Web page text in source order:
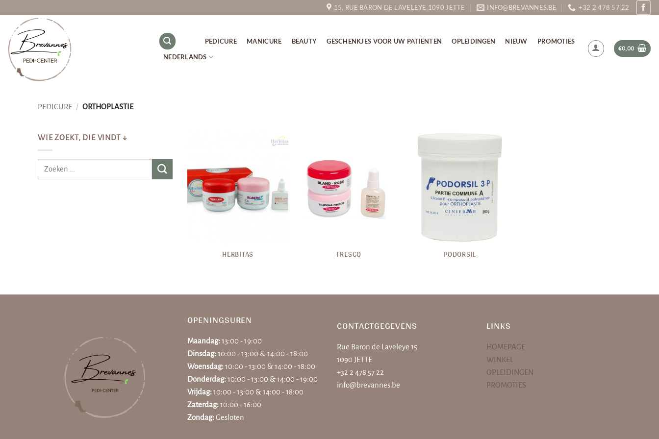
inhoud
15, RUE BARON DE LAVELEYE 1090 JETTE INFO@BREVANNES.BE +32 2 478 57 22
PEDICURE MANICURE BEAUTY GESCHENKJES VOOR UW PATIËNTEN OPLEIDINGEN NIEUW
PROMOTIES
NEDERLANDS
€0,00
PEDICURE / ORTHOPLASTIE
WIE ZOEKT, DIE VINDT ↓
HERBITAS FRESCO PODORSIL
OPENINGSUREN
Maandag:13:00 - 19:00
Dinsdag:10:00 - 13:00 & 14:00 - 18:00
Woensdag:10:00 - 13:00 & 14:00 - 18:00
Donderdag:10:00 - 13:00 & 14:00 - 19:00
Vrijdag:10:00 - 13:00 & 14:00 - 18:00
Zaterdag:10:00 - 16:00
Zondag:Gesloten
CONTACTGEGEVENS
Rue Baron de Laveleye 15
1090 JETTE
+32 2 478 57 22
info@brevannes.be
LINKS
HOMEPAGE
WINKEL
OPLEIDINGEN
PROMOTIES